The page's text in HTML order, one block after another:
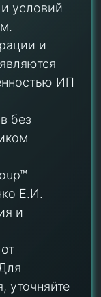
условий
и
ИП
без
Е.И.
и
уточняйте